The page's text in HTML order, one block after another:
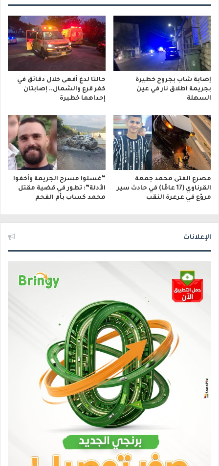
إصابة شاب بجروح خطيرة
بجريمة اطلاق نار في عين
السهلة
حالتا لدغ أفعى خلال دقائق في
كفر قرع والشمال.. إصابتان
إحداهما خطيرة
مصرع الفتى محمد جمعة
القرناوي (17 عامًا) في حادث سير
مروّع في عرعرة النقب
“غسلوا مسرح الجريمة وأخفوا
الأدلة”: تطور في قضية مقتل
محمد كساب بأم الفحم
الإعلانات